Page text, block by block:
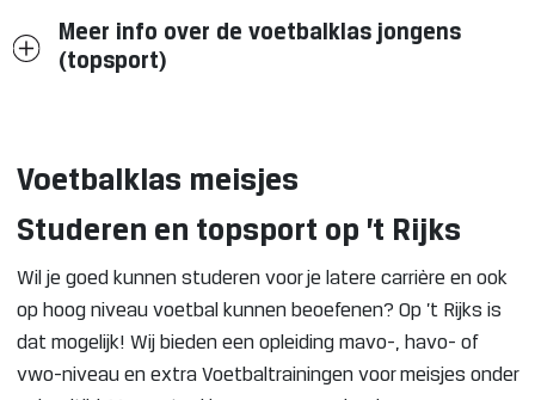
Meer info over de voetbalklas jongens
(topsport)
Voetbalklas meisjes
Studeren en topsport op ’t Rijks
Wil je goed kunnen studeren voor je latere carrière en ook
op hoog niveau voetbal kunnen beoefenen? Op ’t Rijks is
dat mogelijk! Wij bieden een opleiding mavo-, havo- of
vwo-niveau en extra Voetbaltrainingen voor meisjes onder